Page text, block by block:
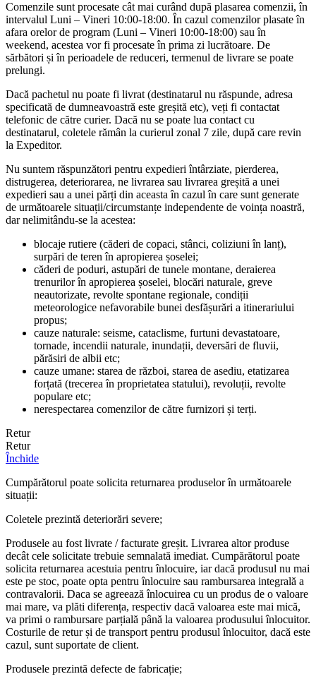
Comenzile sunt procesate cât mai curând după plasarea comenzii, în
intervalul Luni – Vineri 10:00-18:00. În cazul comenzilor plasate în
afara orelor de program (Luni – Vineri 10:00-18:00) sau în
weekend, acestea vor fi procesate în prima zi lucrătoare. De
sărbători și în perioadele de reduceri, termenul de livrare se poate
prelungi.
Dacă pachetul nu poate fi livrat (destinatarul nu răspunde, adresa
specificată de dumneavoastră este greșită etc), veți fi contactat
telefonic de către curier. Dacă nu se poate lua contact cu
destinatarul, coletele rămân la curierul zonal 7 zile, după care revin
la Expeditor.
Nu suntem răspunzători pentru expedieri întârziate, pierderea,
distrugerea, deteriorarea, ne livrarea sau livrarea greșită a unei
expedieri sau a unei părți din aceasta în cazul în care sunt generate
de următoarele situații/circumstanțe independente de voința noastră,
dar nelimitându-se la acestea:
blocaje rutiere (căderi de copaci, stânci, coliziuni în lanț),
surpări de teren în apropierea șoselei;
căderi de poduri, astupări de tunele montane, deraierea
trenurilor în apropierea șoselei, blocări naturale, greve
neautorizate, revolte spontane regionale, condiții
meteorologice nefavorabile bunei desfășurări a itinerariului
propus;
cauze naturale: seisme, cataclisme, furtuni devastatoare,
tornade, incendii naturale, inundații, deversări de fluvii,
părăsiri de albii etc;
cauze umane: starea de război, starea de asediu, etatizarea
forțată (trecerea în proprietatea statului), revoluții, revolte
populare etc;
nerespectarea comenzilor de către furnizori și terți.
Retur
Retur
Închide
Cumpărătorul poate solicita returnarea produselor în următoarele
situații:
Coletele prezintă deteriorări severe;
Produsele au fost livrate / facturate greșit. Livrarea altor produse
decât cele solicitate trebuie semnalată imediat. Cumpărătorul poate
solicita returnarea acestuia pentru înlocuire, iar dacă produsul nu mai
este pe stoc, poate opta pentru înlocuire sau rambursarea integrală a
contravalorii. Daca se agreează înlocuirea cu un produs de o valoare
mai mare, va plăti diferența, respectiv dacă valoarea este mai mică,
va primi o rambursare parțială până la valoarea produsului înlocuitor.
Costurile de retur și de transport pentru produsul înlocuitor, dacă este
cazul, sunt suportate de client.
Produsele prezintă defecte de fabricație;